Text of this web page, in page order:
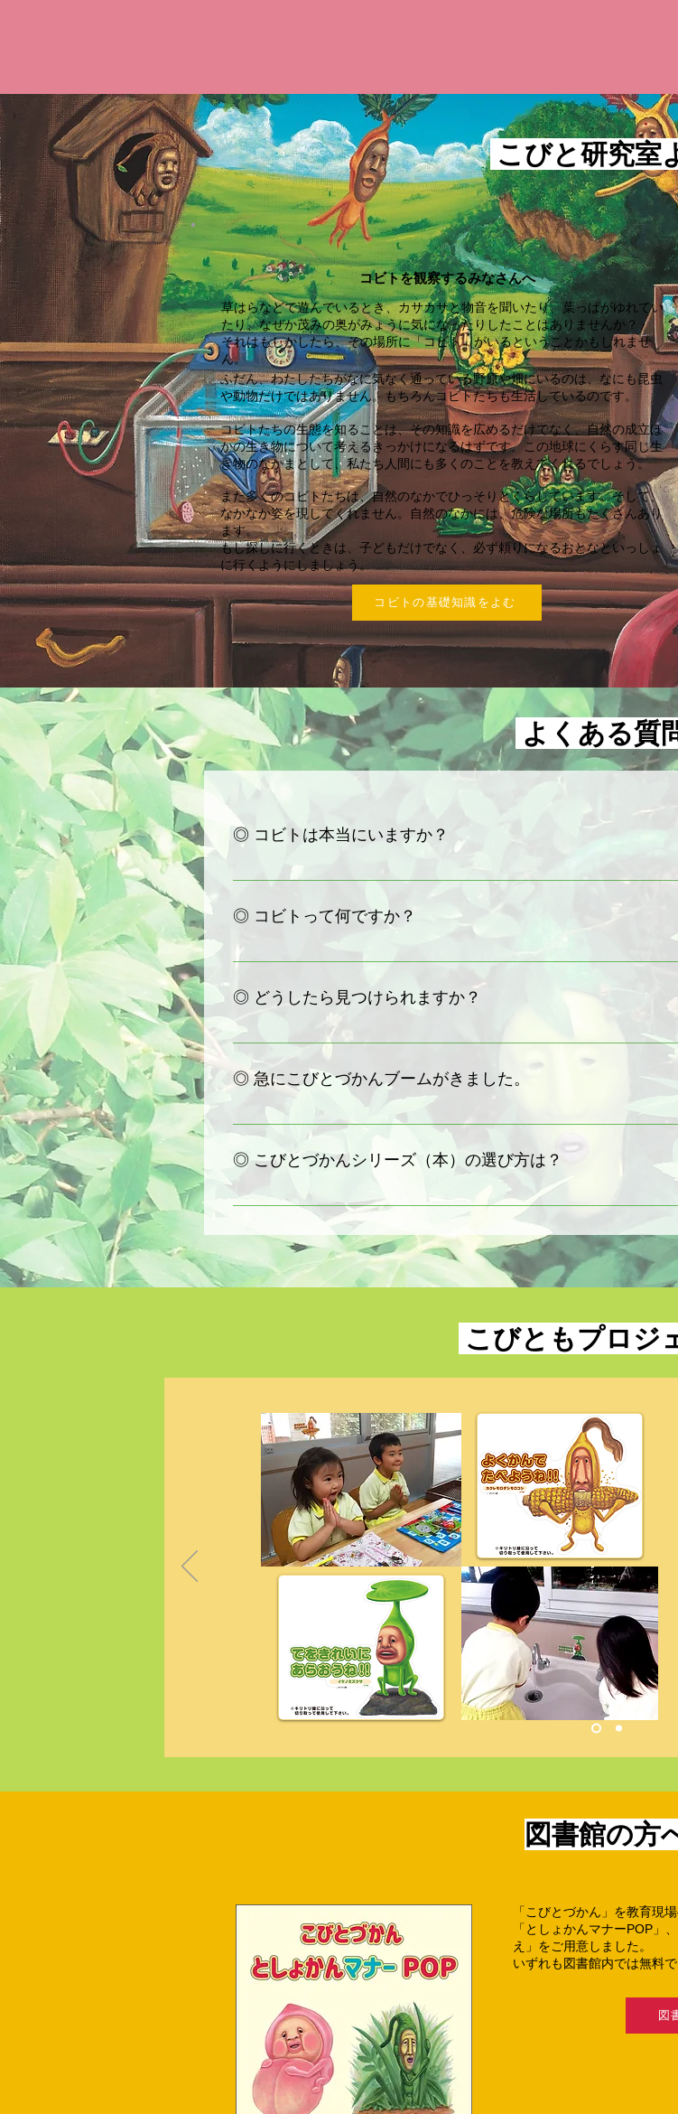
こびと研究室
コビトを観察するみなさんへ
草はらなどで遊んでいるとき、カサカサと物音を聞いたり、葉っぱがゆれてい
たり、なぜか茂みの奥がみょうに気になったりしたことはありませんか？
それはもしかしたら、その場所に「コビト」がいるということかもしれませ
ん。
ふだん、わたしたちがなに気なく通っている野原や畑にいるのは、なにも昆虫
や動物だけではありません。もちろんコビトたちも生活しているのです。
コビトたちの生態を知ることは、その知識を広めるだけでなく、自然の成立ほ
かの生き物について考えるきっかけになるはずです。この地球にくらす同じ生
き物のなかまとして、私たち人間にも多くのことを教えてくれるでしょう。
また多くのコビトたちは、自然のなかでひっそりとくらしています。そして、
なかなか姿を現してくれません。自然のなかには、危険な場所もたくさんあり
ます。
もし探しに行くときは、子どもだけでなく、必ず頼りになるおとなといっしょ
に行くようにしましょう。
コビトの基礎知識をよむ
よくある質
◎ コビトは本当にいますか？
多くのコビトは自然のなかでひっそりとくらしていて、なかなか姿を現して
でも、風もないのに草が揺れたり、どこからともなく視線を感じたり、トイ
きる小さな出来事を、一つ一つよく観察してみてください。
◎ コビトって何ですか？
コビトは、昆虫や植物、動物同様、この地球上にくらす小さな生き物です。
◎ どうしたら見つけられますか？
まず見つけたいと思うコビトが、どんな生態（せいそく地や、たべものなど
生態がわかったら、今度はそのコビトが普段どんなふうにすごしているかを
う。絵に描いてみてもいいかもしれません。
見つけたいコビトのことについて詳しくなれば、自然とそのコビトの気配を
◎ 急にこびとづかんブームがきました。
もしかしたら、誰かコビトの気配に気づいたお友達がいたのかもしれませんね
2012年頃から日本中のあちこちでコビトの発見報告が相次いでいますが、最
いています。
特にテレビ放送や雑誌連載があるわけではありませんが、幼稚園や保育園、
読み物になっているようです。
◎ こびとづかんシリーズ（本）の選び方は？
こびとづかんシリーズは全部で９冊。「絵本」「ガイドブック」「図鑑」の
ん。それぞれの特徴や載っているコビト、ためしよみページを以下のページで
https://www.kobitos.com/books
こびともプロジ
図書館の方
「こびとづかん」を教育現
「としょかんマナーPOP」
え」をご用意しました。
いずれも図書館内では無料
図